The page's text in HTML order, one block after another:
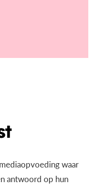
waar
antwoord op hun